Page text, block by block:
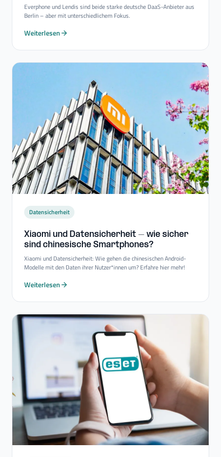
Everphone und Lendis sind beide starke deutsche DaaS-Anbieter aus
Berlin – aber mit unterschiedlichem Fokus.
Weiterlesen
Datensicherheit
Xiaomi und Datensicherheit – wie sicher
sind chinesische Smartphones?
Xiaomi und Datensicherheit: Wie gehen die chinesischen Android-
Modelle mit den Daten ihrer Nutzer*innen um? Erfahre hier mehr!
Weiterlesen